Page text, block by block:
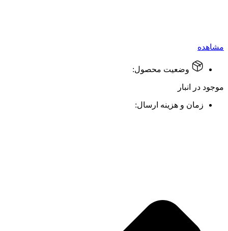
مشاهده
وضعیت محصول:
موجود در انبار
زمان و هزینه ارسال: